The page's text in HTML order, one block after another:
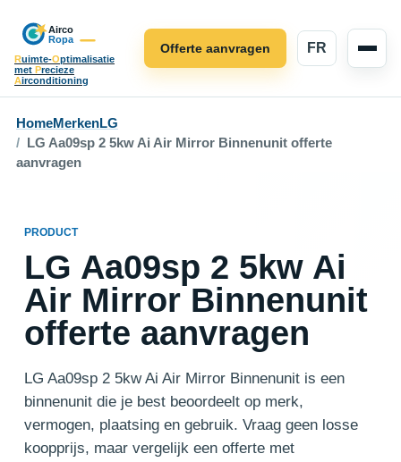
Ruimte-Optimalisatie
met Precieze
Airconditioning
FR
Offerte aanvragen
HomeMerkenLG
LG Aa09sp 2 5kw Ai Air Mirror Binnenunit offerte
aanvragen
PRODUCT
LG Aa09sp 2 5kw Ai
Air Mirror Binnenunit
offerte aanvragen
LG Aa09sp 2 5kw Ai Air Mirror Binnenunit is een
binnenunit die je best beoordeelt op merk,
vermogen, plaatsing en gebruik. Vraag geen losse
koopprijs, maar vergelijk een offerte met